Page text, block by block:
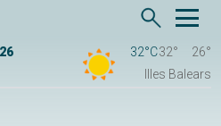
32°C32°
26°
Illes Balears